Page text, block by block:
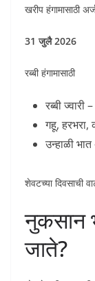
खरीप हंगामासाठी
31 जुलै 2026
रब्बी हंगामासाठी
रब्बी
गहू,
उन्हाळी
शेवटच्या दिवसाची
नुकसान
जाते?